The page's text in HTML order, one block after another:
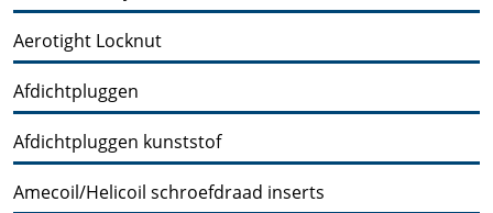
Aerotight Locknut
Afdichtpluggen
Afdichtpluggen kunststof
Amecoil/Helicoil schroefdraad inserts